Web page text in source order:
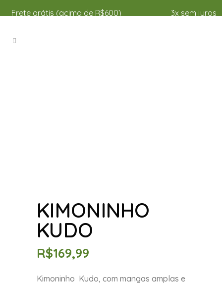
Frete grátis (acima de R$600) 3x sem juros
KIMONINHO
KUDO
R$169,99
Kimoninho Kudo, com mangas amplas e